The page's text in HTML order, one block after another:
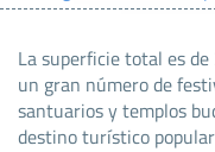
La superficie total es
un gran número de
santuarios y templos
destino turístico